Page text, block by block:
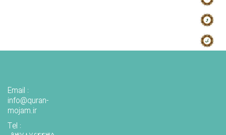
Email :
info@quran-
mojam.ir
Tel :